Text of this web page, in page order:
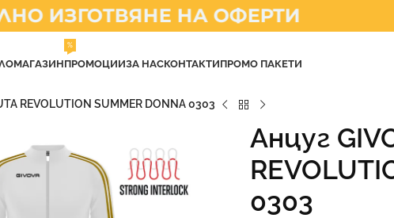
ИЗГОТВЯНЕ НА ОФЕРТИ
МАГАЗИНПРОМОЦИИ
%
ЗА НАСКОНТАКТИПРОМО ПАКЕТИ
REVOLUTION SUMMER DONNA 0303
Анцуг
0303